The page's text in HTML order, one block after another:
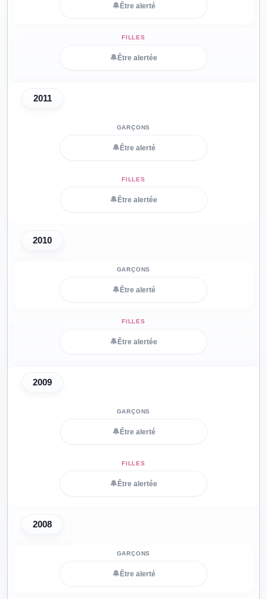
🔔 Être alerté
🔔 Être alertée
2011
🔔 Être alerté
🔔 Être alertée
2010
🔔 Être alerté
🔔 Être alertée
2009
🔔 Être alerté
🔔 Être alertée
2008
🔔 Être alerté